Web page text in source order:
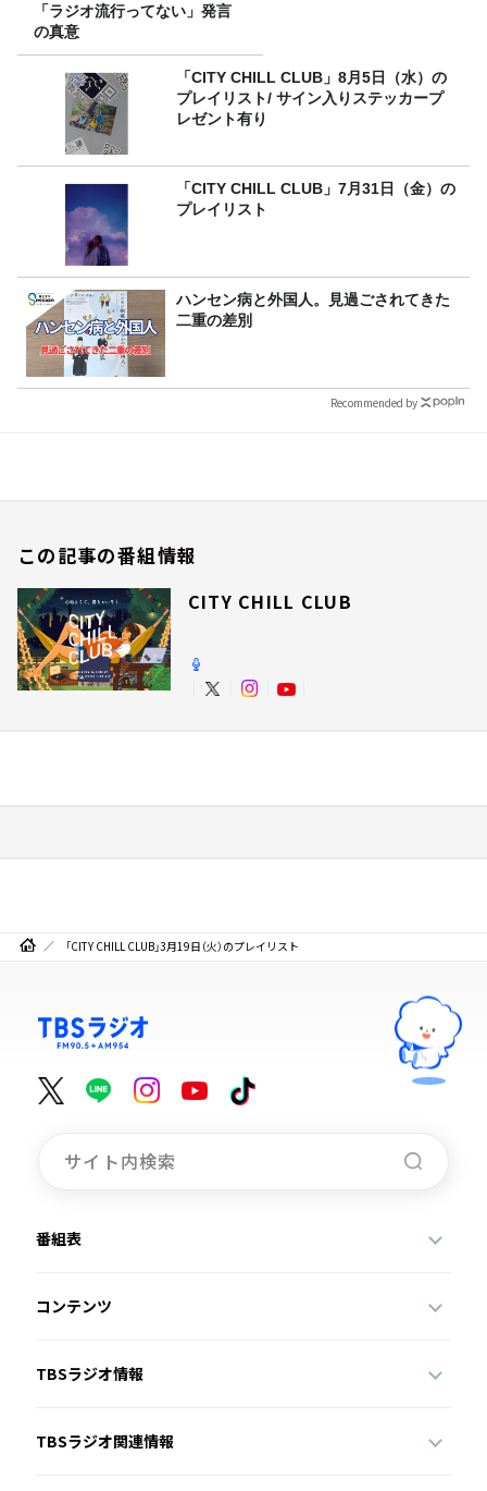
「ラジオ流行ってない」発言
の真意
「CITY CHILL CLUB」8月5日（水）の
プレイリスト/ サイン入りステッカープ
レゼント有り
「CITY CHILL CLUB」7月31日（金）の
プレイリスト
ハンセン病と外国人。見過ごされてきた
二重の差別
Recommended by
この記事の番組情報
CITY CHILL CLUB
「CITY CHILL CLUB」3月19日（火）のプレイリスト
番組表
コンテンツ
TBSラジオ情報
TBSラジオ関連情報